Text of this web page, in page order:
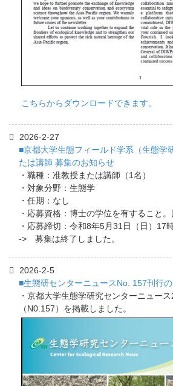
こちらからダウンロードできます。
2026-2-27
■京都大学生態フィールド学系（生態学
たは講師 募集のお知らせ
・職種：准教授または講師（1名）
・対象分野：生態学
・任期：なし
・応募資格：博士の学位を有すること。
・応募締切：令和8年5月31日（日）17
-> 募集は終了しました。
2026-2-5
■生態研センターニュースNo. 157刊行
・京都大学生態学研究センターニュー
（N0.157）を掲載しました。